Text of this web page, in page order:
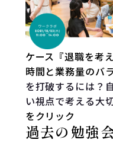
ケース『退職を考
時間と業務量のバ
を打破するには？
い視点で考える大
をクリック
過去の勉強